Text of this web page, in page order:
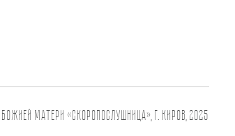
Матери «Скоропослушница», г. Киров, 2025